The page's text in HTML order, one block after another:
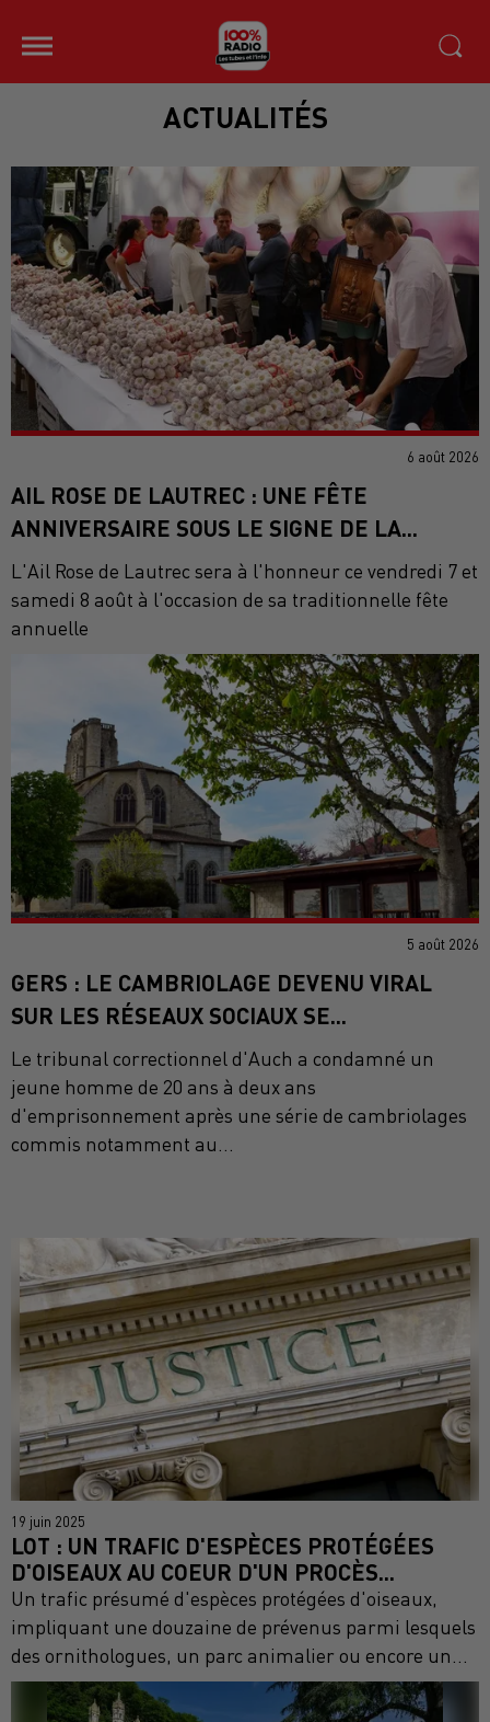
ACTUALITÉS
6 août 2026
AIL ROSE DE LAUTREC : UNE FÊTE
ANNIVERSAIRE SOUS LE SIGNE DE LA...
L'Ail Rose de Lautrec sera à l'honneur ce vendredi 7 et
samedi 8 août à l'occasion de sa traditionnelle fête
annuelle
5 août 2026
GERS : LE CAMBRIOLAGE DEVENU VIRAL
SUR LES RÉSEAUX SOCIAUX SE...
Le tribunal correctionnel d'Auch a condamné un
jeune homme de 20 ans à deux ans
d'emprisonnement après une série de cambriolages
commis notamment au...
19 juin 2025
LOT : UN TRAFIC D'ESPÈCES PROTÉGÉES
D'OISEAUX AU COEUR D'UN PROCÈS...
Un trafic présumé d'espèces protégées d'oiseaux,
impliquant une douzaine de prévenus parmi lesquels
des ornithologues, un parc animalier ou encore un...